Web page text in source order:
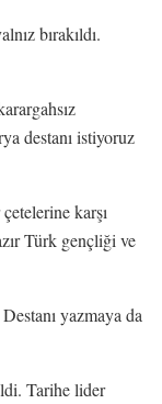
bırakıldı.
destanı istiyoruz
karşı
Türk gençliği ve
yazmaya da
Tarihe lider